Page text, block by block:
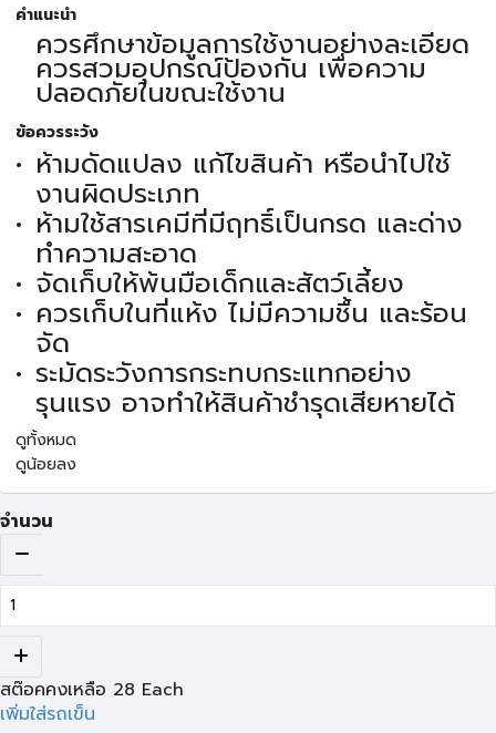
คำแนะนำ
ควรศึกษาข้อมูลการใช้งานอย่างละเอียด
ควรสวมอุปกรณ์ป้องกัน เพื่อความ
ปลอดภัยในขณะใช้งาน
ข้อควรระวัง
ห้ามดัดแปลง แก้ไขสินค้า หรือนำไปใช้
งานผิดประเภท
ห้ามใช้สารเคมีที่มีฤทธิ์เป็นกรด และด่าง
ทำความสะอาด
จัดเก็บให้พ้นมือเด็กและสัตว์เลี้ยง
ควรเก็บในที่แห้ง ไม่มีความชื้น และร้อน
จัด
ระมัดระวังการกระทบกระแทกอย่าง
รุนแรง อาจทำให้สินค้าชำรุดเสียหายได้
ดูทั้งหมด
ดูน้อยลง
จำนวน
สต๊อคคงเหลือ 28 Each
เพิ่มใส่รถเข็น